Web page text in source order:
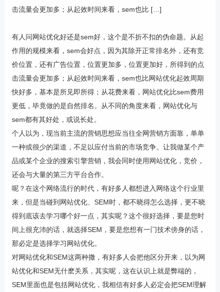
击流量会更加多；从起效时间来看，sem也比 […]
有人问网站优化好还是sem好，这个是不折不扣的伪命题。从起
作用的规模来看，sem会好点，因为其除开正常排名外，还有竞
价位置，还有广告位置，位置更加多，位置更加好，所得到的点
击流量会更加多；从起效时间来看，sem也比网站优化起效周期
快好多，基本是所见即所得；从花费来看，网站优化比sem费用
更低，毕竟做的是自然排名。从不同的角度来看，网站优化与
sem都有其好处，或说长处。
个人以为，现当前主流的营销思想应当往全网营销方面靠，单单
一种或很少的渠道，不足以应付当前的市场竞争。让我做某个产
品或某个企业的搜索引擎营销，我会同时使用网站优化，竞价，
还会与大量的第三方平台合作。
呢？在这个网络流行的时代，有好多人都想进入网络这个行业里
来，但是当碰到网站优化、SEM时，都不晓得怎么选择，更不晓
得到底该去学习哪个好一点，其实呢？这个很好选择，要是您时
间上很充沛的话，就选择SEM，要是您想有一门技术傍身的话，
那必定是选择学习网站优化。
对网站优化和SEM这两种撒，有好多人会把他区分开来，以为网
站优化和SEM无什麽关系，其实呢，这在认识上就是弊端的，
SEM里面也是包括网站优化，我相信有好多人必定会把SEM理解